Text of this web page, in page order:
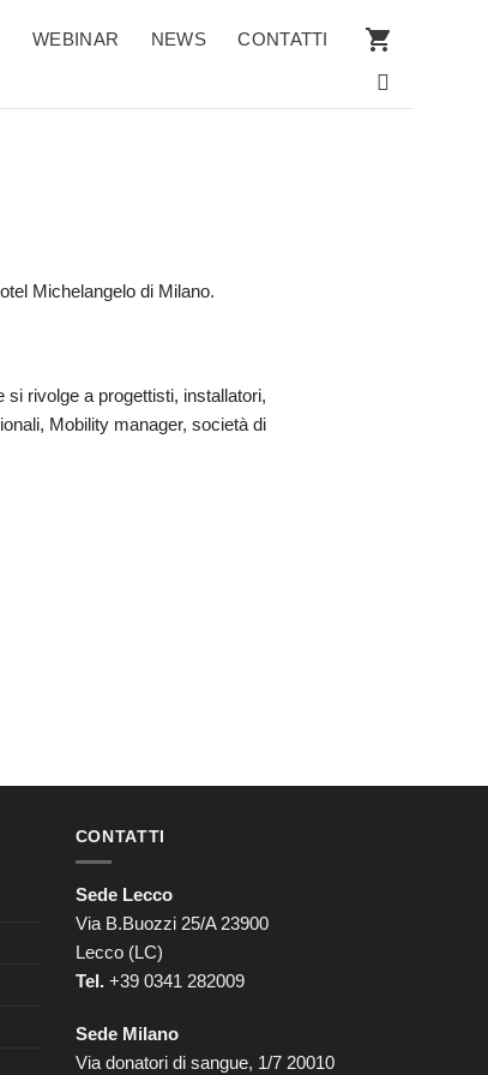
WEBINAR NEWS CONTATTI
Michelangelo di Milano.
rivolge a progettisti, installatori,
Mobility manager, società di
CONTATTI
Sede Lecco
Via B.Buozzi 25/A 23900
Lecco (LC)
Tel. +39 0341 282009
Sede Milano
Via donatori di sangue, 1/7 20010